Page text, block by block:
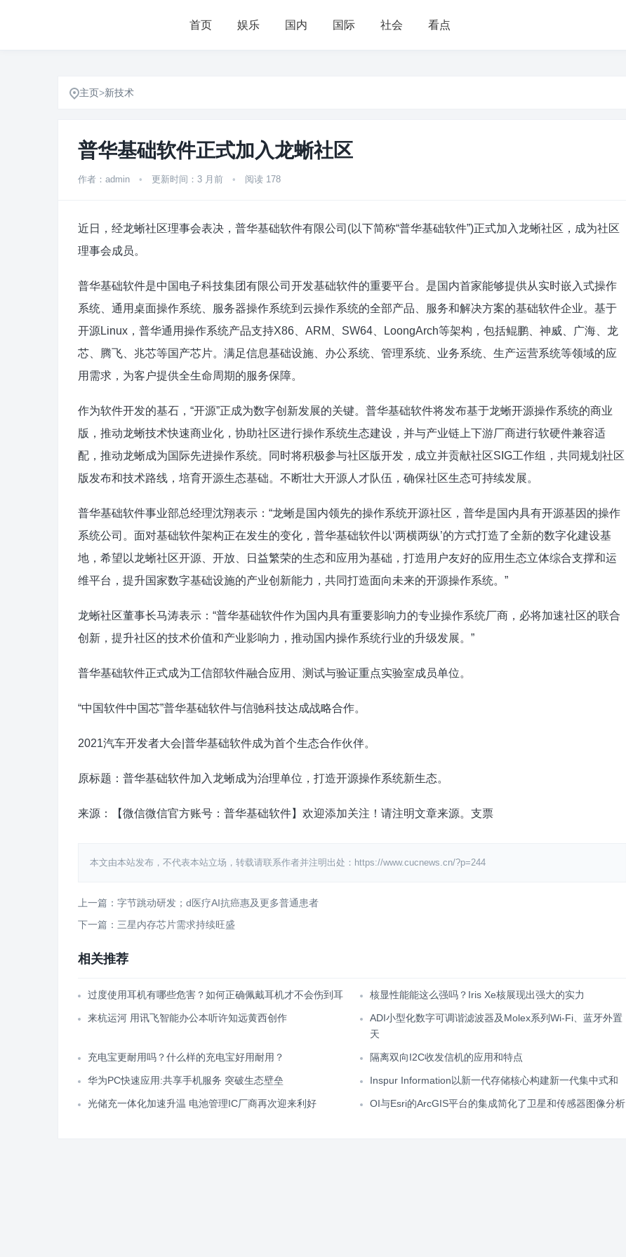
首页 娱乐 国内 国际 社会 看点
主页>新技术
普华基础软件正式加入龙蜥社区
作者：admin • 更新时间：3 月前 • 阅读 178
近日，经龙蜥社区理事会表决，普华基础软件有限公司(以下简称“普华基础软件”)正式加入龙蜥社区，成为社区
理事会成员。
普华基础软件是中国电子科技集团有限公司开发基础软件的重要平台。是国内首家能够提供从实时嵌入式操作
系统、通用桌面操作系统、服务器操作系统到云操作系统的全部产品、服务和解决方案的基础软件企业。基于
开源Linux，普华通用操作系统产品支持X86、ARM、SW64、LoongArch等架构，包括鲲鹏、神威、广海、龙
芯、腾飞、兆芯等国产芯片。满足信息基础设施、办公系统、管理系统、业务系统、生产运营系统等领域的应
用需求，为客户提供全生命周期的服务保障。
作为软件开发的基石，“开源”正成为数字创新发展的关键。普华基础软件将发布基于龙蜥开源操作系统的商业
版，推动龙蜥技术快速商业化，协助社区进行操作系统生态建设，并与产业链上下游厂商进行软硬件兼容适
配，推动龙蜥成为国际先进操作系统。同时将积极参与社区版开发，成立并贡献社区SIG工作组，共同规划社区
版发布和技术路线，培育开源生态基础。不断壮大开源人才队伍，确保社区生态可持续发展。
普华基础软件事业部总经理沈翔表示：“龙蜥是国内领先的操作系统开源社区，普华是国内具有开源基因的操作
系统公司。面对基础软件架构正在发生的变化，普华基础软件以‘两横两纵’的方式打造了全新的数字化建设基
地，希望以龙蜥社区开源、开放、日益繁荣的生态和应用为基础，打造用户友好的应用生态立体综合支撑和运
维平台，提升国家数字基础设施的产业创新能力，共同打造面向未来的开源操作系统。”
龙蜥社区董事长马涛表示：“普华基础软件作为国内具有重要影响力的专业操作系统厂商，必将加速社区的联合
创新，提升社区的技术价值和产业影响力，推动国内操作系统行业的升级发展。”
普华基础软件正式成为工信部软件融合应用、测试与验证重点实验室成员单位。
“中国软件中国芯”普华基础软件与信驰科技达成战略合作。
2021汽车开发者大会|普华基础软件成为首个生态合作伙伴。
原标题：普华基础软件加入龙蜥成为治理单位，打造开源操作系统新生态。
来源：【微信微信官方账号：普华基础软件】欢迎添加关注！请注明文章来源。支票
本文由本站发布，不代表本站立场，转载请联系作者并注明出处：https://www.cucnews.cn/?p=244
上一篇：字节跳动研发；d医疗AI抗癌惠及更多普通患者
下一篇：三星内存芯片需求持续旺盛
相关推荐
过度使用耳机有哪些危害？如何正确佩戴耳机才不会伤到耳 核显性能能这么强吗？Iris Xe核展现出强大的实力
来杭运河 用讯飞智能办公本听许知远黄西创作
ADI小型化数字可调谐滤波器及Molex系列Wi-Fi、蓝牙外置
天
充电宝更耐用吗？什么样的充电宝好用耐用？ 隔离双向I2C收发信机的应用和特点
华为PC快速应用:共享手机服务 突破生态壁垒 Inspur Information以新一代存储核心构建新一代集中式和
光储充一体化加速升温 电池管理IC厂商再次迎来利好 OI与Esri的ArcGIS平台的集成简化了卫星和传感器图像分析